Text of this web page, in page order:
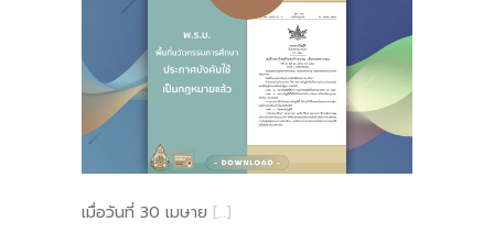
เมื่อวันที่ 30 เมษาย […]